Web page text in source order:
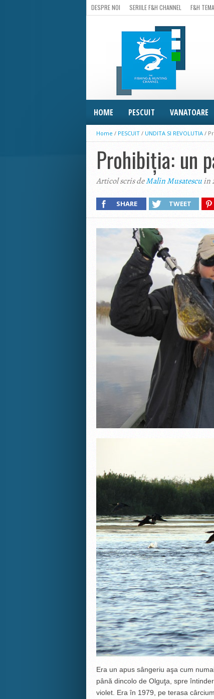
DESPRE NOI SERIILE F&H CHANNEL F&H
HOME PESCUIT VANATOARE
Home / PESCUIT / UNDITA SI REVOLUTIA /
Prohibiția: un
Articol scris deMalin Musatescuin
SHARE TWEET
Era un apus sângeriu aşa cum
până dincolo de Olguţa, spre
violet. Era în 1979, pe terasa